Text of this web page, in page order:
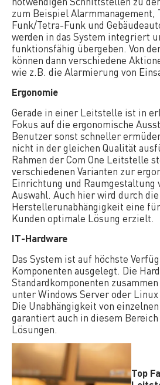
zum Beispiel
Funk/Tetra-Funk und
werden in das System integriert
funktionsfähig übergeben. Von
können dann verschiedene
wie z.B. die Alarmierung von
Ergonomie
Gerade in einer Leitstelle ist in
Fokus auf die ergonomische
Benutzer sonst schneller
nicht in der gleichen Qualität
Rahmen der Com One Leitstelle
verschiedenen Varianten zur
Einrichtung und
Auswahl. Auch hier wird durch die
Herstellerunabhängigkeit eine
Kunden optimale Lösung erzielt.
IT-Hardware
Das System ist auf höchste
Komponenten ausgelegt. Die
Standardkomponenten
unter Windows Server oder
Die Unabhängigkeit von
garantiert auch in diesem
Lösungen.
Top